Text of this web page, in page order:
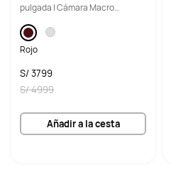
pulgada | Cámara Macro
Rojo
S/ 3799
S/ 4999
Añadir a la cesta